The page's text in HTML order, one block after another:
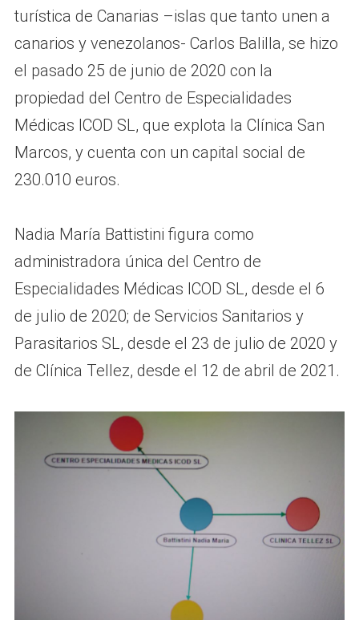
turística de Canarias –islas que tanto unen a
canarios y venezolanos- Carlos Balilla, se hizo
el pasado 25 de junio de 2020 con la
propiedad del Centro de Especialidades
Médicas ICOD SL, que explota la Clínica San
Marcos, y cuenta con un capital social de
230.010 euros.
Nadia María Battistini figura como
administradora única del Centro de
Especialidades Médicas ICOD SL, desde el 6
de julio de 2020; de Servicios Sanitarios y
Parasitarios SL, desde el 23 de julio de 2020 y
de Clínica Tellez, desde el 12 de abril de 2021.